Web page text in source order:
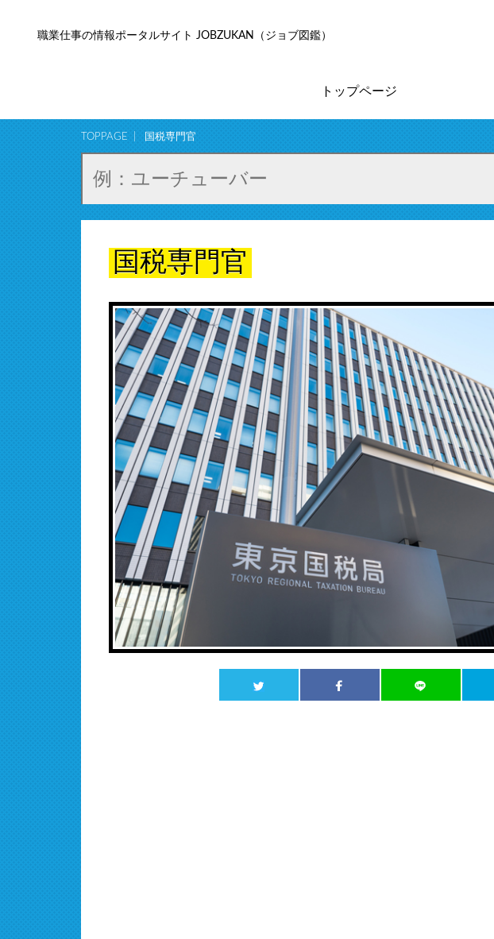
職業仕事の情報ポータルサイト JOBZUKAN（ジョブ図鑑）
トップページ
TOPPAGE 国税専門官
国税専門官